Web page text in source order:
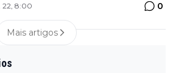
22, 8:00 0
Mais artigos